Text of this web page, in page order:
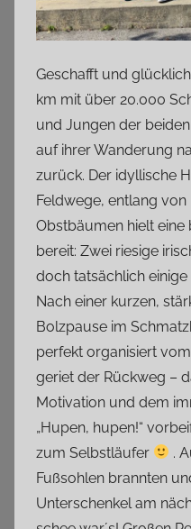
Geschafft und
km mit über 20.000
und Jungen der
auf ihrer Wanderung
zurück. Der idyllische
Feldwege, entlang
Obstbäumen hielt
bereit: Zwei riesige
doch tatsächlich einige
Nach einer kurzen,
Bolzpause im
perfekt organisiert
geriet der Rückweg –
Motivation und dem
„Hupen, hupen!“
zum Selbstläufer
.
Fußsohlen brannten
Unterschenkel am